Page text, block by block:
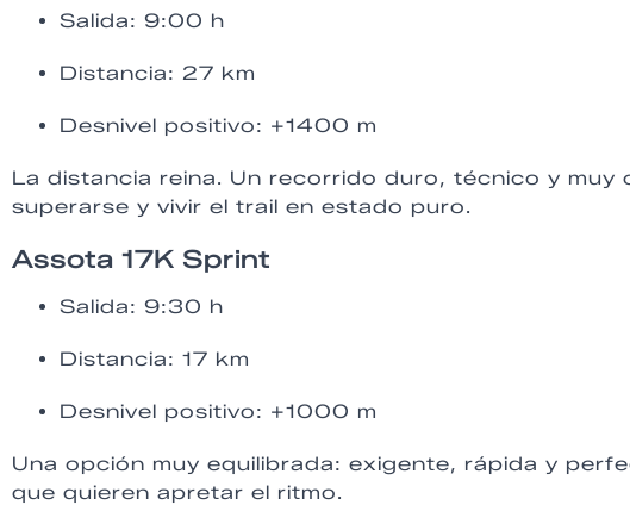
Salida: 9:00 h
Distancia: 27 km
Desnivel positivo: +1400 m
La distancia reina. Un recorrido duro, técnico y muy
superarse y vivir el trail en estado puro.
Assota 17K Sprint
Salida: 9:30 h
Distancia: 17 km
Desnivel positivo: +1000 m
Una opción muy equilibrada: exigente, rápida y
que quieren apretar el ritmo.